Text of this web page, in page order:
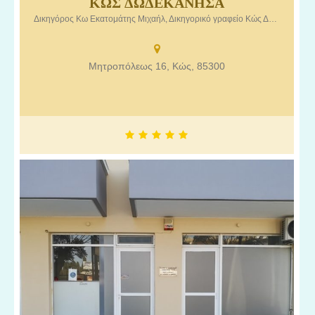
Δικηγόρος Κω Εκατομάτης Μιχαήλ, Δικηγορικό γραφείο Κώς Δωδεκάνησα
Μητροπόλεως 16, Κώς, 85300